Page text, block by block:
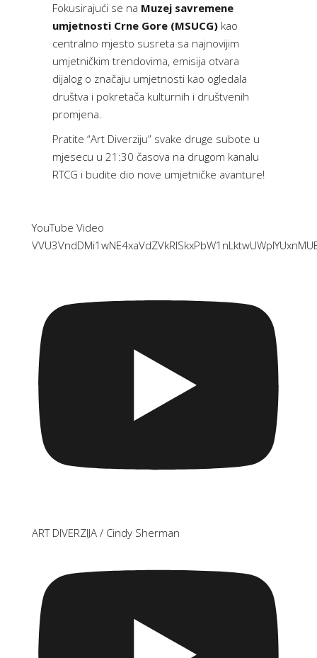
Fokusirajući se na Muzej savremene
umjetnosti Crne Gore (MSUCG) kao
centralno mjesto susreta sa najnovijim
umjetničkim trendovima, emisija otvara
dijalog o značaju umjetnosti kao ogledala
društva i pokretača kulturnih i društvenih
promjena.
Pratite “Art Diverziju” svake druge subote u
mjesecu u 21:30 časova na drugom kanalu
RTCG i budite dio nove umjetničke avanture!
YouTube Video
ART DIVERZIJA / Cindy Sherman